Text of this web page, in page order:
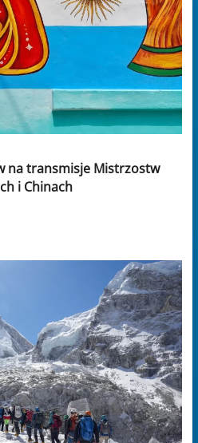
na transmisje Mistrzostw
i Chinach